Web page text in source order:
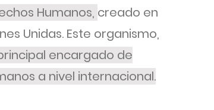
Humanos, creado en
Unidas. Este organismo,
encargado de
a nivel internacional.